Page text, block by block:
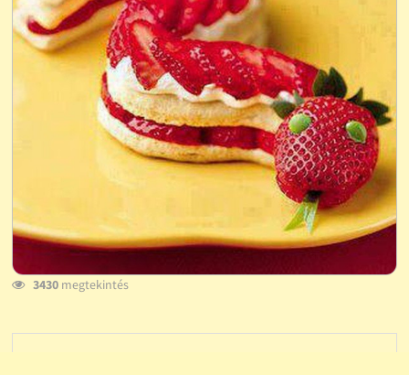
3430megtekintés